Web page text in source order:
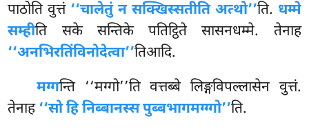
पाठोति वुत्तं ‘‘चालेतुं न सक्खिस्सतीति अत्थो’’ति. धम्मे
सम्हीति सके सन्तिके पतिट्ठिते सासनधम्मे. तेनाह
‘‘अनभिरतिंविनोदेत्वा’’तिआदि.
मग्गन्ति ‘‘मग्गो’’ति वत्तब्बे लिङ्गविपल्लासेन वुत्तं.
तेनाह‘‘सो हि निब्बानस्स पुब्बभागमग्ग्गो’’ति.